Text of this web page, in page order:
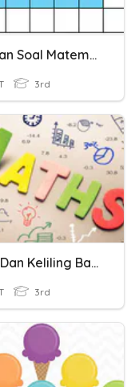
Latihan Soal Matematika Luas Dan Keliling
3rd
Luas Dan Keliling Bangun Datar Kelas 3 SD
3rd